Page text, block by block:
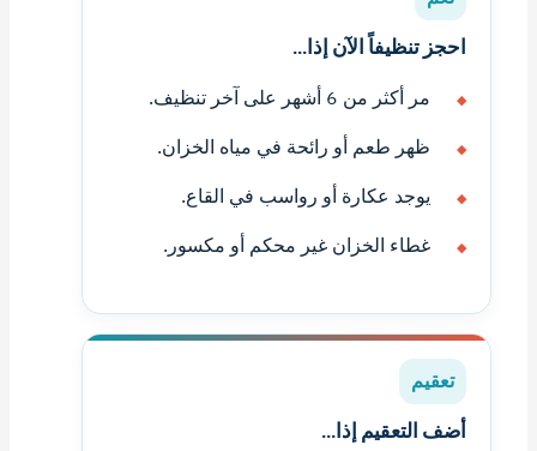
احجز تنظيفاً الآن إذا...
مر أكثر من 6 أشهر على آخر تنظيف.
ظهر طعم أو رائحة في مياه الخزان.
يوجد عكارة أو رواسب في القاع.
غطاء الخزان غير محكم أو مكسور.
تعقيم
أضف التعقيم إذا...